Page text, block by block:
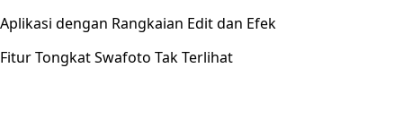
Aplikasi dengan Rangkaian Edit dan Efek
Fitur Tongkat Swafoto Tak Terlihat